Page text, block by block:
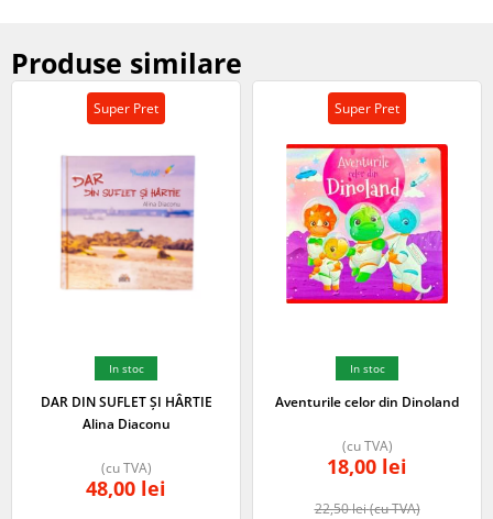
Produse similare
Super Pret
In stoc
DAR DIN SUFLET ȘI HÂRTIE
Alina Diaconu
48,00 lei
(cu TVA)
Super Pret
In stoc
Aventurile celor din Dinoland
22,50lei(cu TVA)
18,00 lei
(cu TVA)